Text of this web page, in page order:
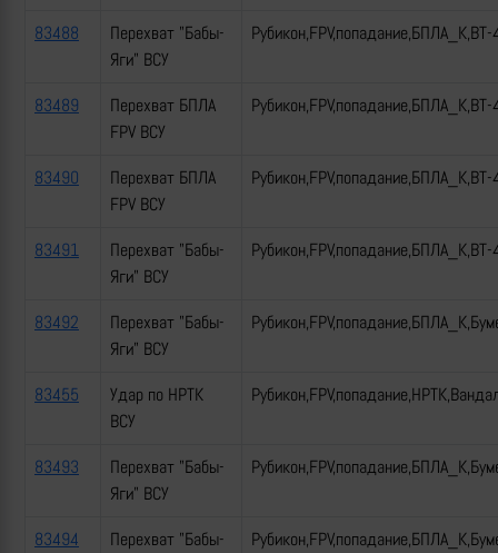
83488
Перехват "Бабы-
Яги" ВСУ
83489
Перехват БПЛА
FPV ВСУ
83490
Перехват БПЛА
FPV ВСУ
83491
Перехват "Бабы-
Яги" ВСУ
83492
Перехват "Бабы-
Яги" ВСУ
83455
Удар по НРТК
ВСУ
83493
Перехват "Бабы-
Яги" ВСУ
83494
Перехват "Бабы-